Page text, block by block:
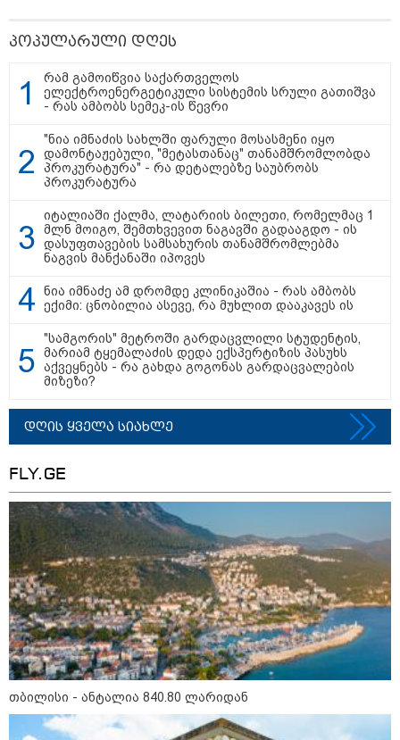
შეიძინე ალდაგის სამოგზაურო დაზღვევა და მიიღე
გაორმაგებული ინტერნეტი
ანჯელინა ჯოლის ძმა ცოლს
დაშორდა და აღიარა, რომ გეია
- "ბავშვობაში გიჟურად
მიყვარდა დისნეის პრინცესები"
10:45 / 07-08-2026
"აშშ კვლავაც ღრმად
საქართველოს ტერიტორიის
განგრძობადი ოკუპაციით" -
ცნობილ "ტიკტოკერს" ლაივის
დროს ესროლეს, ის ადგილზე
გარდაიცვალა - რას ამბობს
ექსპედიცია “ტარაიას ობიექტი“ -
89 წლის შემდეგ, მფრინავი
ამელია ერჰარტის დაკარგული
თვითმფრინავის ძებნა კვლავ
განახლდა
თბილისი - ანტალია 840.80
ლარიდან
პოპულარული დღეს
რამ გამოიწვია საქართველოს
ელექტროენერგეტიკული სისტემის სრული გათიშვა
- რას ამბობს სემეკ-ის წევრი
"ნია იმნაძის სახლში ფარული მოსასმენი იყო
დამონტაჟებული, "მეტასთანაც" თანამშრომლობდა
პროკურატურა" - რა დეტალებზე საუბრობს
პროკურატურა
იტალიაში ქალმა, ლატარიის ბილეთი, რომელმაც 1
მლნ მოიგო, შემთხვევით ნაგავში გადააგდო - ის
დასუფთავების სამსახურის თანამშრომლებმა
ნაგვის მანქანაში იპოვეს
ნია იმნაძე ამ დრომდე კლინიკაშია - რას ამბობს
ექიმი: ცნობილია ასევე, რა მუხლით დააკავეს ის
"სამგორის" მეტროში გარდაცვლილი სტუდენტის,
მარიამ ტყემალაძის დედა ექსპერტიზის პასუხს
აქვეყნებს - რა გახდა გოგონას გარდაცვალების
მიზეზი?
დღის ყველა სიახლე
FLY.GE
თბილისი - ანტალია 840.80 ლარიდან